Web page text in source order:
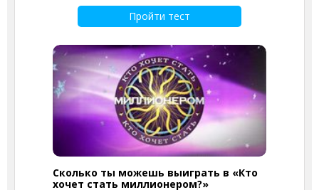
Пройти тест
Сколько ты можешь выиграть в «Кто
хочет стать миллионером?»